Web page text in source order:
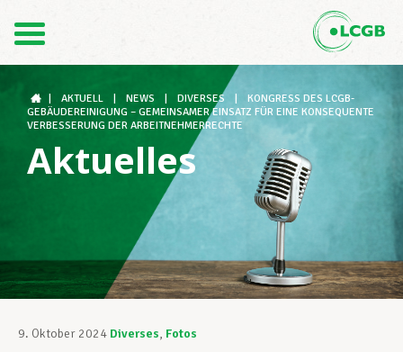
FR
Der LCGB
Gewerkschaftsstrukturen
Unterstützung im Arbeitsalltag
AKTUELL NEWS DIVERSES
KONGRESS DES LCGB-
GEBÄUDEREINIGUNG – GEMEINSAMER EINSATZ FÜR EINE KONSEQUENTE
VERBESSERUNG DER ARBEITNEHMERRECHTE
Aktuelles
9. Oktober 2024 Diverses, Fotos